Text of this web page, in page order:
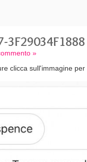
3F29034F1888
»
clicca sull'immagine per